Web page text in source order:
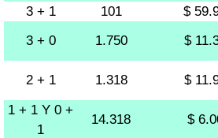
3 + 1
101 $
3 + 0
1.750 $
2 + 1
1.318 $
1 + 1 Y 0 +
1
14.318 $